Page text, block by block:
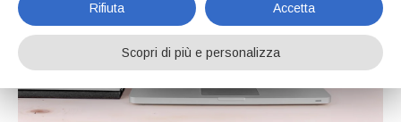
Rifiuta Accetta
Scopri di più e personalizza